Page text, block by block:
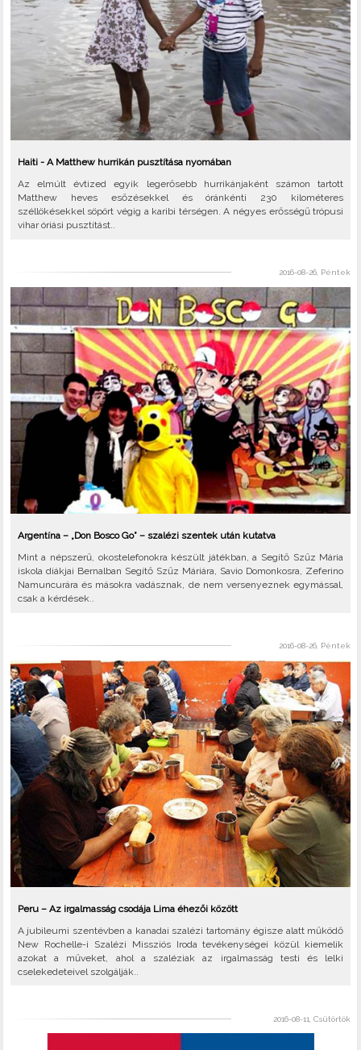
Haiti - A Matthew hurrikán pusztítása nyomában
Az elmúlt évtized egyik legerősebb hurrikánjaként számon tartott
Matthew heves esőzésekkel és óránkénti 230 kilométeres
széllökésekkel söpört végig a karibi térségen. A négyes erősségű trópusi
vihar óriási pusztítást..
2016-08-26, Péntek
Argentína – „Don Bosco Go” – szalézi szentek után kutatva
Mint a népszerű, okostelefonokra készült játékban, a Segítő Szűz Mária
iskola diákjai Bernalban Segítő Szűz Máriára, Savio Domonkosra, Zeferino
Namuncurára és másokra vadásznak, de nem versenyeznek egymással,
csak a kérdések..
2016-08-26, Péntek
Peru – Az irgalmasság csodája Lima éhezői között
A jubileumi szentévben a kanadai szalézi tartomány égisze alatt működő
New Rochelle-i Szalézi Missziós Iroda tevékenységei közül kiemelik
azokat a műveket, ahol a szaléziak az irgalmasság testi és lelki
cselekedeteivel szolgálják..
2016-08-11, Csütörtök